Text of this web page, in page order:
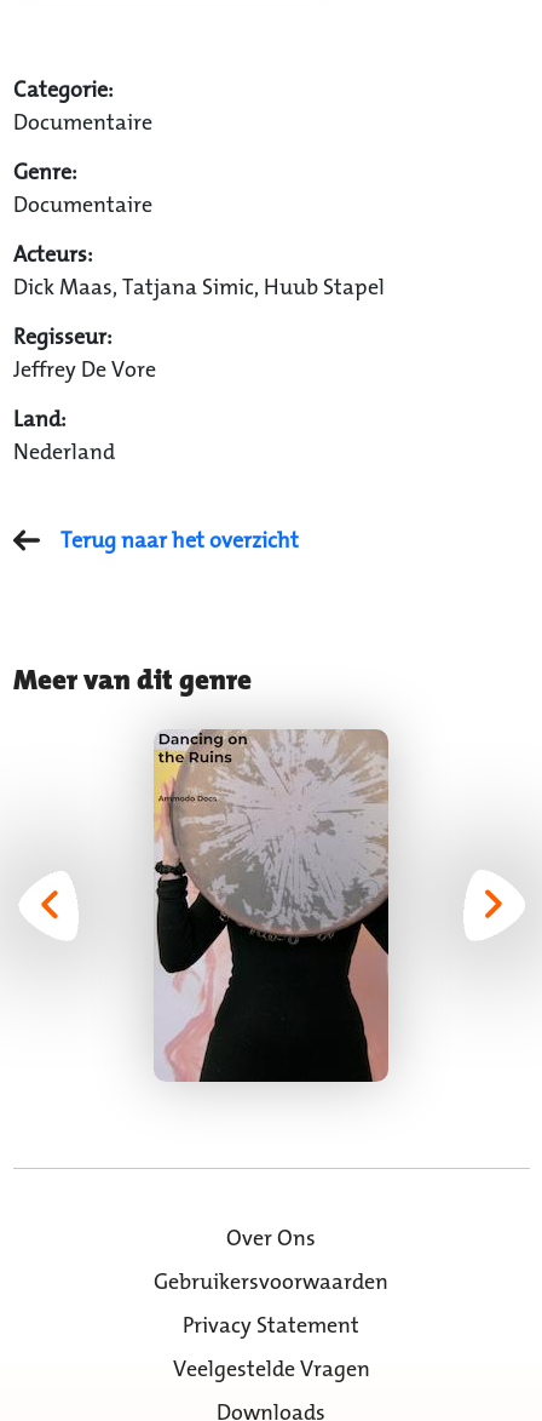
Categorie:
Documentaire
Genre:
Documentaire
Acteurs:
Dick Maas, Tatjana Simic, Huub Stapel
Regisseur:
Jeffrey De Vore
Land:
Nederland
Terug naar het overzicht
Meer van dit genre
Over Ons
Gebruikersvoorwaarden
Privacy Statement
Veelgestelde Vragen
Downloads